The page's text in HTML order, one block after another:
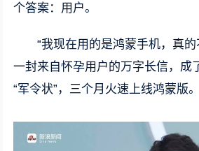
个答案：用户。
“我现在用的是鸿蒙手机，真
一封来自怀孕用户的万字长信，成
“军令状”，三个月火速上线鸿蒙版。